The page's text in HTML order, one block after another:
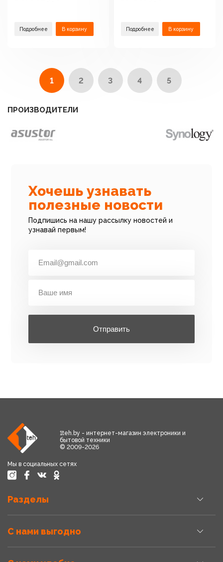
Подробнее В корзину Подробнее В корзину
1 2 3 4 5
ПРОИЗВОДИТЕЛИ
Хочешь узнавать
полезные новости
Подпишись на нашу рассылку новостей и
узнавай первым!
Отправить
1teh.by - интернет-магазин электроники и
бытовой техники
© 2009-2026
Мы в социальных сетях
Разделы
С нами выгодно